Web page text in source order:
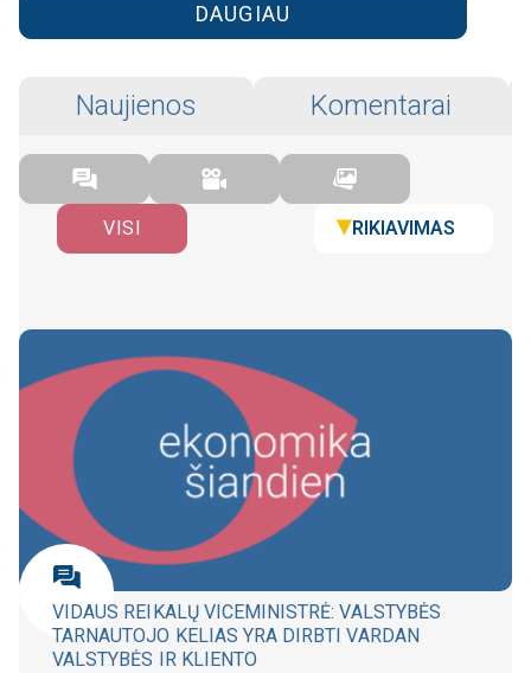
DAUGIAU
Naujienos Komentarai
VISI RIKIAVIMAS
VIDAUS REIKALŲ VICEMINISTRĖ: VALSTYBĖS
TARNAUTOJO KELIAS YRA DIRBTI VARDAN
VALSTYBĖS IR KLIENTO